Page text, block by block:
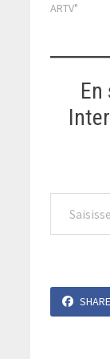
sommeil
minimisent
ARTV"
Saisissez votre adresse e-mail…
SHARE